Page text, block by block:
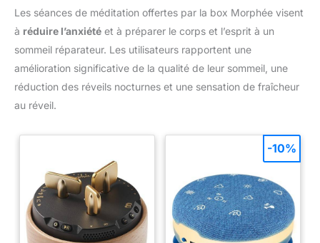
Les séances de méditation offertes par la box Morphée visent
à réduire l’anxiété et à préparer le corps et l’esprit à un
sommeil réparateur. Les utilisateurs rapportent une
amélioration significative de la qualité de leur sommeil, une
réduction des réveils nocturnes et une sensation de fraîcheur
au réveil.
-10%